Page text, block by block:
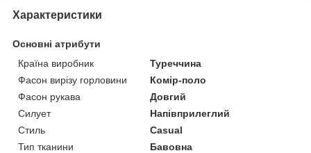
Характеристики
Основні атрибути
Країна виробник
Туреччина
Фасон вирізу горловини
Комір-поло
Фасон рукава
Довгий
Силует
Напівприлеглий
Стиль
Casual
Тип тканини
Бавовна